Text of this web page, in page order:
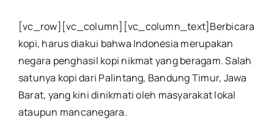
[vc_row][vc_column][vc_column_text]Berbicara
kopi, harus diakui bahwa Indonesia merupakan
negara penghasil kopi nikmat yang beragam. Salah
satunya kopi dari Palintang, Bandung Timur, Jawa
Barat, yang kini dinikmati oleh masyarakat lokal
ataupun mancanegara.